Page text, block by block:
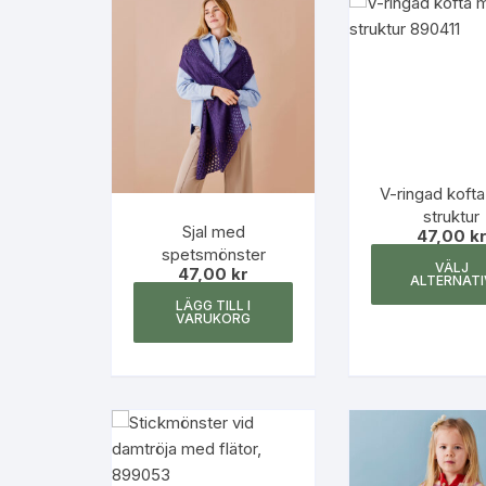
Sjal med
spetsmönster
47,00 kr
LÄGG TILL I
VARUKORG
V-ringad
struktur
47,00 kr
VÄLJ